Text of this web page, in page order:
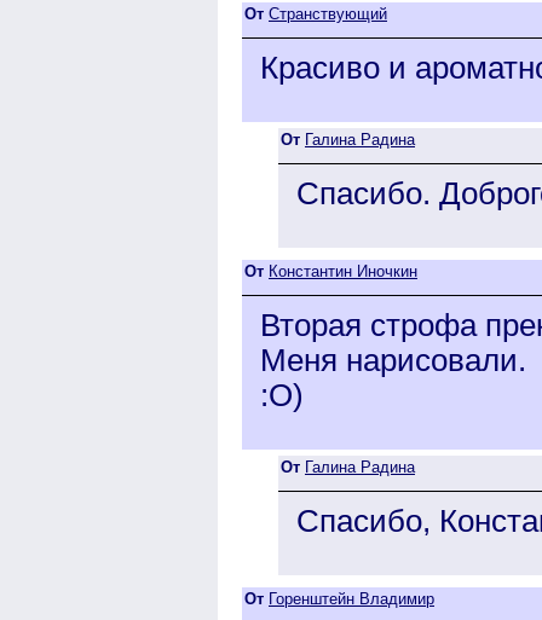
От Странствующий
Красиво и
От Галина Радина
Спасибо.
От Константин Иночкин
Вторая строфа
Меня нарисовали.
:О)
От Галина Радина
Спасибо,
От Горенштейн Владимир